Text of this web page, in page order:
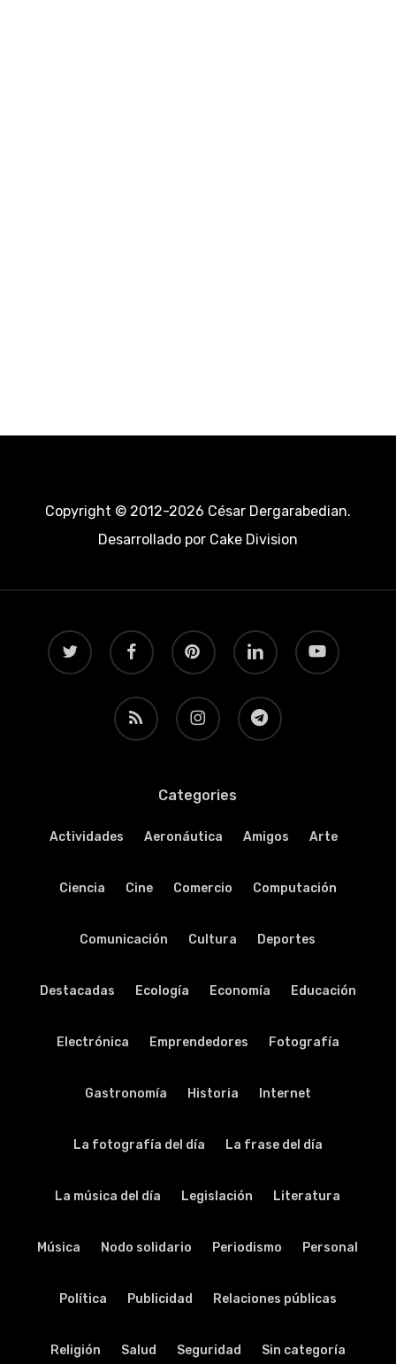
Copyright © 2012-2026 César Dergarabedian.
Desarrollado porCake Division
twitter facebook pinterest linkedin youtube
RSS instagram telegram
Categories
Actividades Aeronáutica Amigos Arte
Ciencia Cine Comercio Computación
Comunicación Cultura Deportes
Destacadas Ecología Economía Educación
Electrónica Emprendedores Fotografía
Gastronomía Historia Internet
La fotografía del día La frase del día
La música del día Legislación Literatura
Música Nodo solidario Periodismo Personal
Política Publicidad Relaciones públicas
Religión Salud Seguridad Sin categoría